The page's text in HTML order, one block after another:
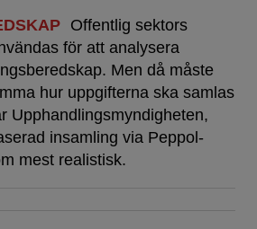
Offentlig sektors
för att analysera
Men då måste
hur uppgifterna ska samlas
Upphandlingsmyndigheten,
insamling via Peppol-
mest realistisk.